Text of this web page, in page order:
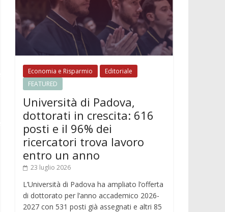
Economia e Risparmio
Editoriale
FEATURED
Università di Padova,
dottorati in crescita: 616
posti e il 96% dei
ricercatori trova lavoro
entro un anno
23 luglio 2026
L’Università di Padova ha ampliato l’offerta
di dottorato per l’anno accademico 2026-
2027 con 531 posti già assegnati e altri 85